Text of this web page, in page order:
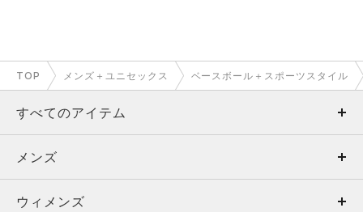
TOP メンズ＋ユニセックス ベースボール＋スポーツスタイル
すべてのアイテム
メンズ
ウィメンズ
メンズ
トップス
ウィメンズ